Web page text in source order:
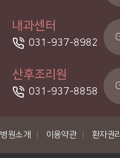
내과센터
031-937-8982
산후조리원
031-937-8858
병원소개 이용약관 환자권